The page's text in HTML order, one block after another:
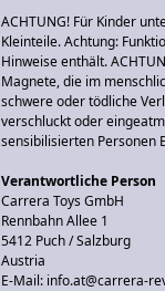
ACHTUNG! Für Kinder
Kleinteile. Achtung:
Hinweise enthält.
Magnete, die im
schwere oder tödliche
verschluckt oder
sensibilisierten Personen
Verantwortliche Person
Carrera Toys GmbH
Rennbahn Allee 1
5412 Puch / Salzburg
Austria
E-Mail: info.at@carrera-